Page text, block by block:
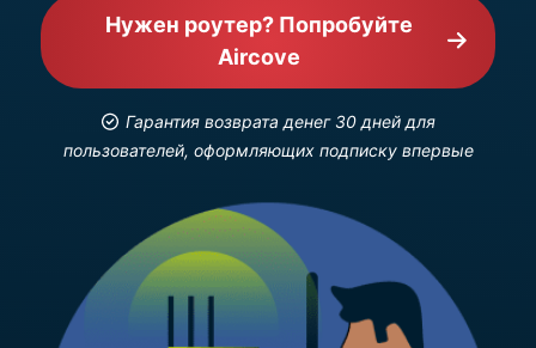
Нужен роутер? Попробуйте
Aircove
Гарантия возврата денег 30 дней для
пользователей, оформляющих подписку впервые